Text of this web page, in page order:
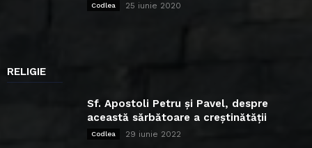
Codlea 25 iunie 2020
RELIGIE
Sf. Apostoli Petru și Pavel, despre
această sărbătoare a creștinătății
Codlea 29 iunie 2022